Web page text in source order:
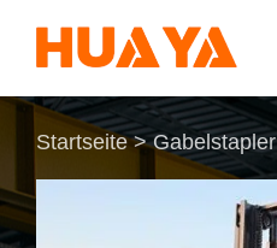
Startseite>Gabelstapler